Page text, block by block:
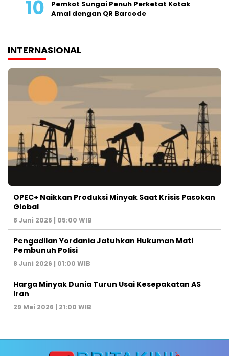
Pemkot Sungai Penuh Perketat Kotak
Amal dengan QR Barcode
INTERNASIONAL
OPEC+ Naikkan Produksi Minyak Saat Krisis Pasokan
Global
8 Juni 2026 | 05:00 WIB
Pengadilan Yordania Jatuhkan Hukuman Mati
Pembunuh Polisi
8 Juni 2026 | 01:00 WIB
Harga Minyak Dunia Turun Usai Kesepakatan AS
Iran
29 Mei 2026 | 21:00 WIB